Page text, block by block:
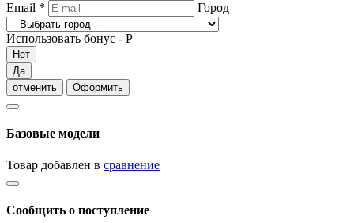
Email * Город
Использовать бонус - Р
Нет
Да
отменить
Оформить
Базовые модели
Товар добавлен в сравнение
Сообщить о поступление